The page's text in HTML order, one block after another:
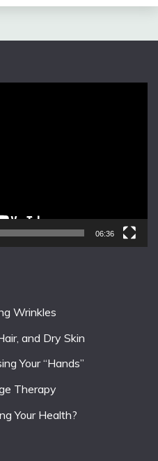
06:36
Wrinkles
and Dry Skin
Your “Hands”
Therapy
Your Health?